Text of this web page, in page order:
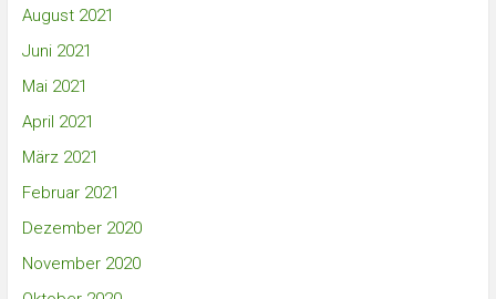
August 2021
Juni 2021
Mai 2021
April 2021
März 2021
Februar 2021
Dezember 2020
November 2020